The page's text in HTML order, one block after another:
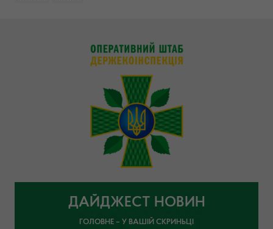
ДАЙДЖЕСТ НОВИН
ГОЛОВНЕ – У ВАШІЙ СКРИНЬЦІ